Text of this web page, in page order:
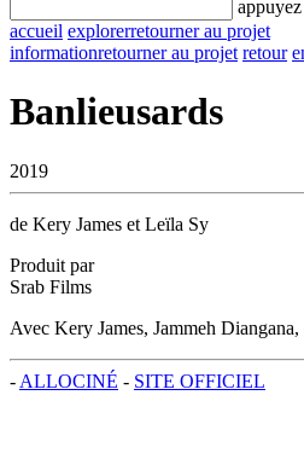
accueil explorerretourner au projet
informationretourner au projet retour
Banlieusards
2019
de Kery James et Leïla Sy
Produit par
Srab Films
Avec Kery James, Jammeh
- ALLOCINÉ - SITE OFFICIEL